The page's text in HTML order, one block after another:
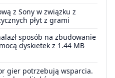
z Sony w związku z
płyt z grami
sposób na zbudowanie
dyskietek z 1.44 MB
gier potrzebują wsparcia.